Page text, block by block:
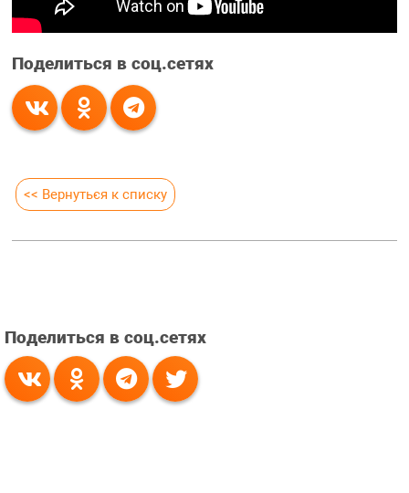
Поделиться в соц.сетях
<< Вернуться к списку
Поделиться в соц.сетях